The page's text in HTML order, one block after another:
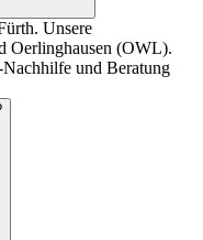
Unsere
Oerlinghausen (OWL).
und Beratung